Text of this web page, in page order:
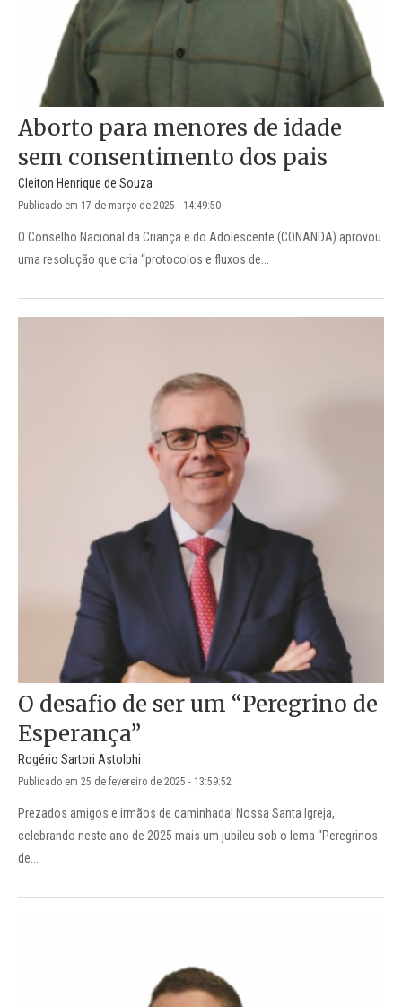
Aborto para menores de idade
sem consentimento dos pais
Cleiton Henrique de Souza
Publicado em 17 de março de 2025 - 14:49:50
O Conselho Nacional da Criança e do Adolescente (CONANDA) aprovou
uma resolução que cria “protocolos e fluxos de...
O desafio de ser um “Peregrino de
Esperança”
Rogério Sartori Astolphi
Publicado em 25 de fevereiro de 2025 - 13:59:52
Prezados amigos e irmãos de caminhada! Nossa Santa Igreja,
celebrando neste ano de 2025 mais um jubileu sob o lema “Peregrinos
de...